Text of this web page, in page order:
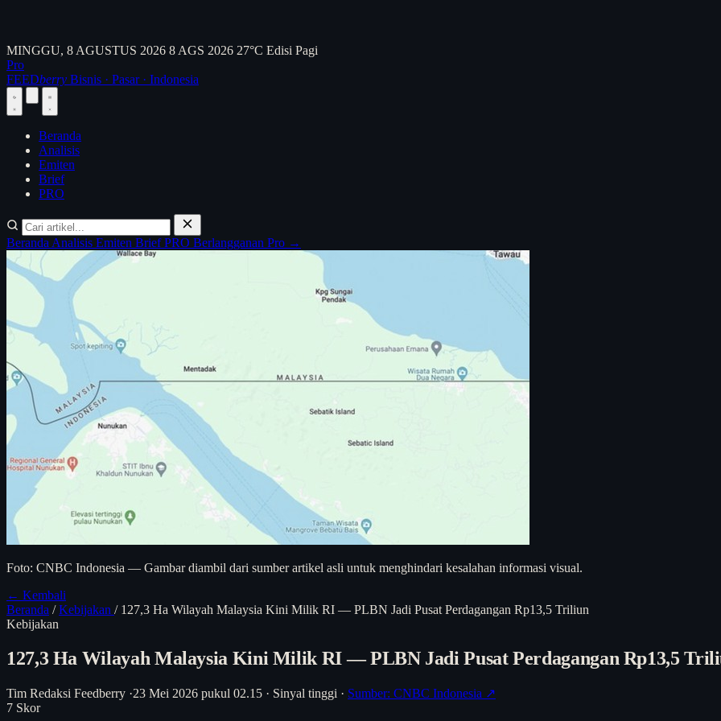
MINGGU, 8 AGUSTUS 2026 8 AGS 2026 27°C Edisi Pagi
Pro
FEEDberry Bisnis · Pasar · Indonesia
Beranda
Analisis
Emiten
Brief
PRO
Beranda Analisis Emiten BriefPRO Berlangganan Pro →
Foto: CNBC Indonesia — Gambar diambil dari sumber artikel asli untuk menghindari kesalahan informasi visual.
← Kembali
Beranda / Kebijakan / 127,3 Ha Wilayah Malaysia Kini Milik RI — PLBN Jadi Pusat Perdagangan Rp13,5 Triliun
Kebijakan
127,3 Ha Wilayah Malaysia Kini Milik RI — PLBN Jadi Pusat Perdagangan Rp13,5
Tim Redaksi Feedberry ·23 Mei 2026 pukul 02.15 · Sinyal tinggi · Sumber: CNBC Indonesia ↗
7 Skor